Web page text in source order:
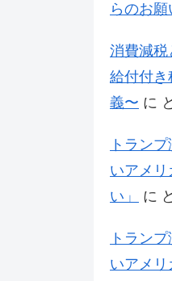
らのお願
消費減税
給付付き
義〜 に
トラン
いアメ
い」
に
トラン
いアメ